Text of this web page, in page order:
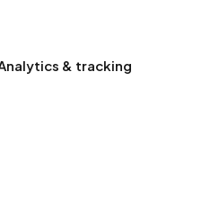
& tracking